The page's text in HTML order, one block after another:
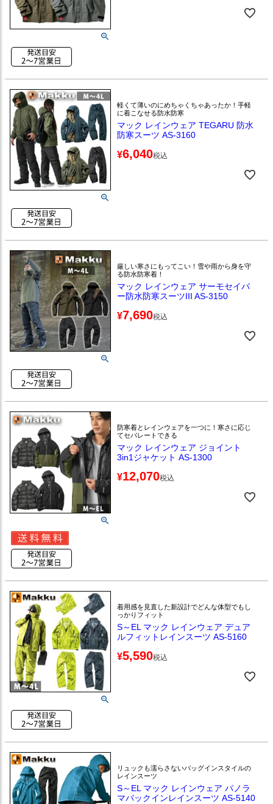
軽くて薄いのにめちゃくちゃあったか！手軽
に着こなせる防水防寒
マック レインウェア TEGARU 防水
防寒スーツ AS-3160
¥6,040税込
厳しい寒さにもってこい！雪や雨から身を守
る防水防寒着！
マック レインウェア サーモセイバ
ー防水防寒スーツIII AS-3150
¥7,690税込
防寒着とレインウェアを一つに！寒さに応じ
てセパレートできる
マック レインウェア ジョイント
3in1ジャケット AS-1300
¥12,070税込
着用感を見直した新設計でどんな体型でもし
っかりフィット
S～EL マック レインウェア デュア
ルフィットレインスーツ AS-5160
¥5,590税込
リュックも濡らさないバッグインスタイルの
レインスーツ
S～EL マック レインウェア パノラ
マバックインレインスーツ AS-5140